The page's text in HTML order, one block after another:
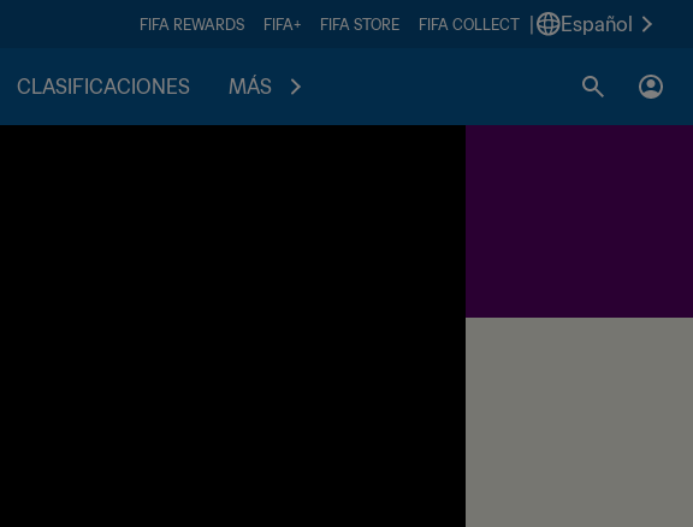
FIFA REWARDS FIFA+ FIFA STORE FIFA COLLECT Español
CLASIFICACIONES MÁS